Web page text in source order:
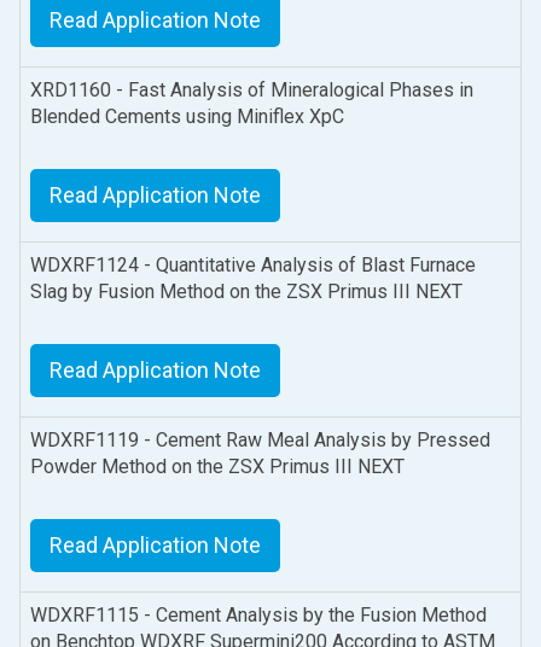
Read Application Note
XRD1160 - Fast Analysis of Mineralogical Phases in
Blended Cements using Miniflex XpC
Read Application Note
WDXRF1124 - Quantitative Analysis of Blast Furnace
Slag by Fusion Method on the ZSX Primus III NEXT
Read Application Note
WDXRF1119 - Cement Raw Meal Analysis by Pressed
Powder Method on the ZSX Primus III NEXT
Read Application Note
WDXRF1115 - Cement Analysis by the Fusion Method
on Benchtop WDXRF Supermini200 According to ASTM